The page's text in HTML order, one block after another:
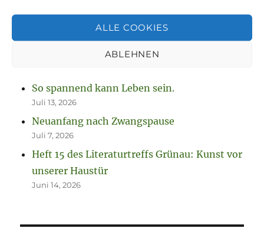
ALLE COOKIES
ABLEHNEN
Fausthandschuhe stricken
Neue Projekte und viel zu werkeln
So spannend kann Leben sein.
Juli 13, 2026
Neuanfang nach Zwangspause
Juli 7, 2026
Heft 15 des Literaturtreffs Grünau: Kunst vor
unserer Haustür
Juni 14, 2026